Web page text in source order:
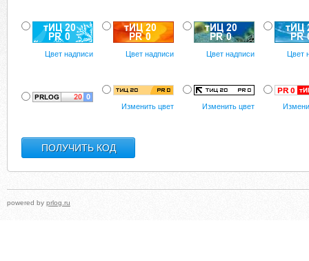
Цвет надписи Цвет надписи Цвет надписи Цвет
Изменить цвет Изменить цвет
powered by prlog.ru